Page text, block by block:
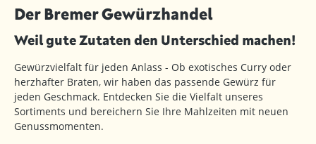
Der Bremer Gewürzhandel
Weil gute Zutaten den Unterschied machen!
Gewürzvielfalt für jeden Anlass - Ob exotisches Curry oder
herzhafter Braten, wir haben das passende Gewürz für
jeden Geschmack. Entdecken Sie die Vielfalt unseres
Sortiments und bereichern Sie Ihre Mahlzeiten mit neuen
Genussmomenten.